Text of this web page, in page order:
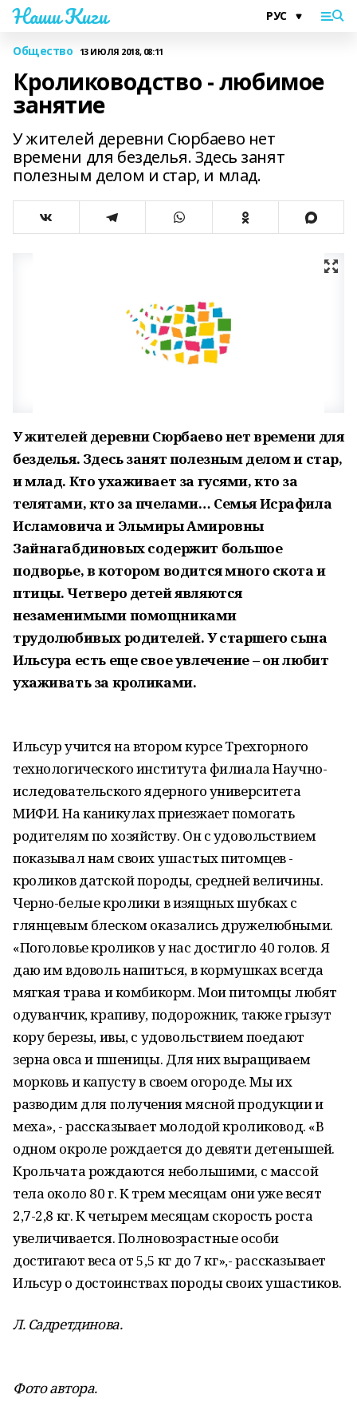
Наши Киги
Общество 13 ИЮЛЯ 2018, 08:11
Кролиководство - любимое
занятие
У жителей деревни Сюрбаево нет
времени для безделья. Здесь занят
полезным делом и стар, и млад.
У жителей деревни Сюрбаево нет времени для
безделья. Здесь занят полезным делом и стар,
и млад. Кто ухаживает за гусями, кто за
телятами, кто за пчелами… Семья Исрафила
Исламовича и Эльмиры Амировны
Зайнагабдиновых содержит большое
подворье, в котором водится много скота и
птицы. Четверо детей являются
незаменимыми помощниками
трудолюбивых родителей. У старшего сына
Ильсура есть еще свое увлечение – он любит
ухаживать за кроликами.
Ильсур учится на втором курсе Трехгорного
технологического института филиала Научно-
иследовательского ядерного университета
МИФИ. На каникулах приезжает помогать
родителям по хозяйству. Он с удовольствием
показывал нам своих ушастых питомцев -
кроликов датской породы, средней величины.
Черно-белые кролики в изящных шубках с
глянцевым блеском оказались дружелюбными.
«Поголовье кроликов у нас достигло 40 голов. Я
даю им вдоволь напиться, в кормушках всегда
мягкая трава и комбикорм. Мои питомцы любят
одуванчик, крапиву, подорожник, также грызут
кору березы, ивы, с удовольствием поедают
зерна овса и пшеницы. Для них выращиваем
морковь и капусту в своем огороде. Мы их
разводим для получения мясной продукции и
меха», - рассказывает молодой кроликовод. «В
одном окроле рождается до девяти детенышей.
Крольчата рождаются небольшими, с массой
тела около 80 г. К трем месяцам они уже весят
2,7-2,8 кг. К четырем месяцам скорость роста
увеличивается. Полновозрастные особи
достигают веса от 5,5 кг до 7 кг»,- рассказывает
Ильсур о достоинствах породы своих ушастиков.
Л. Садретдинова.
Фото автора.